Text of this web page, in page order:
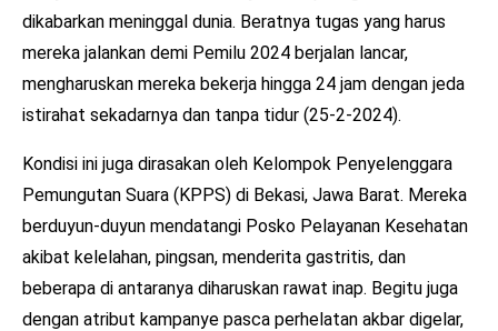
dikabarkan meninggal dunia. Beratnya tugas yang harus
mereka jalankan demi Pemilu 2024 berjalan lancar,
mengharuskan mereka bekerja hingga 24 jam dengan jeda
istirahat sekadarnya dan tanpa tidur (25-2-2024).
Kondisi ini juga dirasakan oleh Kelompok Penyelenggara
Pemungutan Suara (KPPS) di Bekasi, Jawa Barat. Mereka
berduyun-duyun mendatangi Posko Pelayanan Kesehatan
akibat kelelahan, pingsan, menderita gastritis, dan
beberapa di antaranya diharuskan rawat inap. Begitu juga
dengan atribut kampanye pasca perhelatan akbar digelar,